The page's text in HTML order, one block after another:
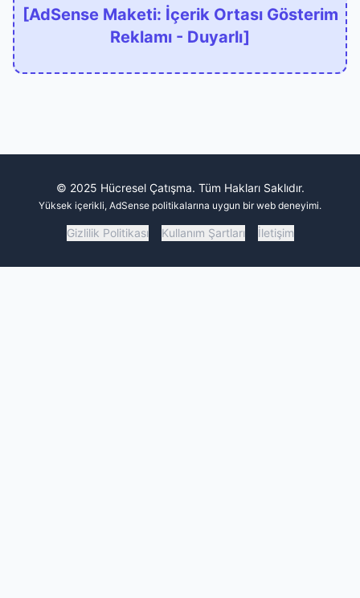
[AdSense Maketi: İçerik Ortası Gösterim
Reklamı - Duyarlı]
© 2025 Hücresel Çatışma. Tüm Hakları Saklıdır.
Yüksek içerikli, AdSense politikalarına uygun bir web deneyimi.
Gizlilik Politikası Kullanım Şartları İletişim